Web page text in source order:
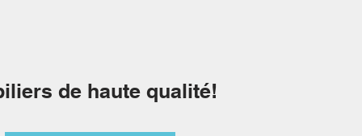
de haute qualité!